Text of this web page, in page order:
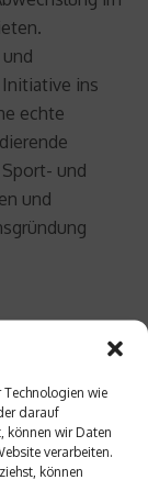
wie
darauf
können wir Daten
verarbeiten.
können
ins
echte
und
und